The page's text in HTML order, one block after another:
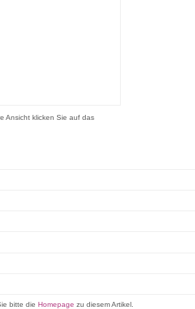
Ansicht klicken Sie auf das
bitte die Homepage zu diesem Artikel.